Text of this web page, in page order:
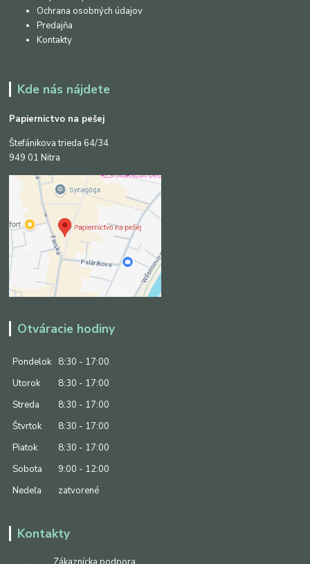
Ochrana osobných údajov
Predajňa
Kontakty
Kde nás nájdete
Papiernictvo na pešej
Štefánikova trieda 64/34
949 01 Nitra
Otváracie hodiny
Pondelok
8:30 - 17:00
Utorok
8:30 - 17:00
Streda
8:30 - 17:00
Štvrtok
8:30 - 17:00
Piatok
8:30 - 17:00
Sobota
9:00 - 12:00
Nedeľa
zatvorené
Kontakty